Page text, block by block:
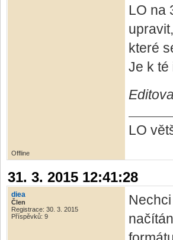
LO na
které
Je k té
LO
Offline
31. 3. 2015 12:41:28
diea
Člen
Registrace: 30. 3. 2015
Příspěvků: 9